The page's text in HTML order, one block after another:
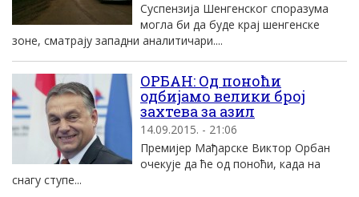
Суспензија Шенгенског споразума
могла би да буде крај шенгенске
зоне, сматрају западни аналитичари....
ОРБАН: Од поноћи
одбијамо велики број
захтева за азил
14.09.2015. - 21:06
Премијер Мађарске Виктор Орбан
очекује да ће од поноћи, када на
снагу ступе...